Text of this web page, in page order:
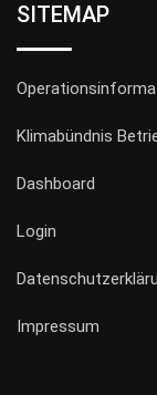
SITEMAP
Klimabündnis
Dashboard
Login
Impressum